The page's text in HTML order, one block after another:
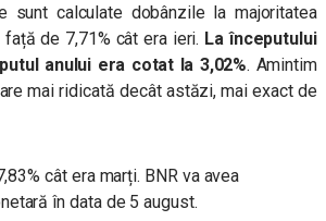
sunt calculate dobânzile la majoritatea
de 7,71% cât era ieri. La începutului
anului era cotat la 3,02%. Amintim
mai ridicată decât astăzi, mai exact de
cât era marți. BNR va avea
în data de 5 august.